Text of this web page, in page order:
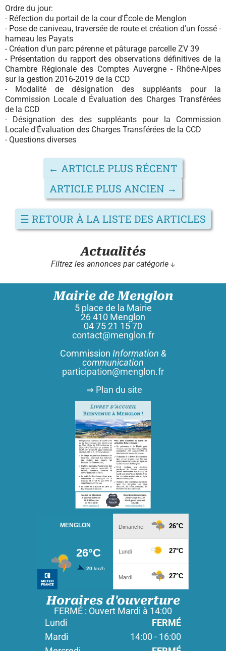
Ordre du jour:
- Réfection du portail de la cour d'École de Menglon
- Pose de caniveau, traversée de route et création d'un fossé -
hameau les Payats
- Création d'un parc pérenne et pâturage parcelle ZV 39
- Présentation du rapport des observations définitives de la
Chambre Régionale des Comptes Auvergne - Rhône-Alpes
sur la gestion 2016-2019 de la CCD
- Modalité de désignation des suppléants pour la
Commission Locale d Évaluation des Charges Transférées
de la CCD
- Désignation des des suppléants pour la Commission
Locale d'Évaluation des Charges Transférées de la CCD
- Questions diverses
← ARTICLE PLUS RÉCENT
ARTICLE PLUS ANCIEN →
☰ RETOUR À LA LISTE DES ARTICLES
Actualités
Filtrez les annonces par catégorie ↓
Mairie de Menglon
5 place de la Mairie
26 410 Menglon
04 75 21 15 70
contact@menglon.fr
Commission Information &
communication
participation@menglon.fr
⇒ Plan du site
Horaires d'ouverture
FERMÉ : Ouvert Mardi à 14:00
Lundi
FERMÉ
Mardi
14:00 - 16:00